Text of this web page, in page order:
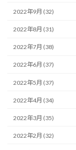
2022年9月 (32)
2022年8月 (31)
2022年7月 (38)
2022年6月 (37)
2022年5月 (37)
2022年4月 (34)
2022年3月 (35)
2022年2月 (32)